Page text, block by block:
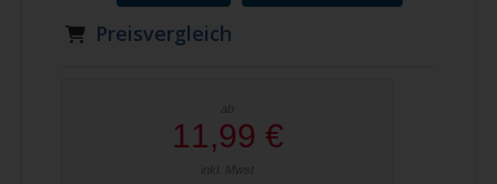
Preisvergleich
ab
11,99 €
inkl. Mwst